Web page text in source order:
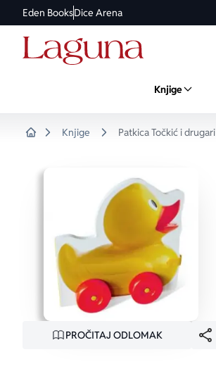
Eden BooksDice Arena
Knjige
Knjige Patkica Točkić i drugari
PROČITAJ ODLOMAK